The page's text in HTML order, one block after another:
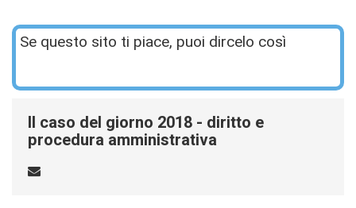
Se questo sito ti piace, puoi dircelo così
Il caso del giorno 2018 - diritto e
procedura amministrativa